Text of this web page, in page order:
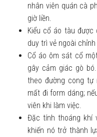
nhân viên quán cà
giờ liền.
Kiểu cổ áo tàu
duy trì vẻ ngoài
Cổ áo ôm sát cổ
gây cảm giác gò
theo đường cong tự
mất đi form dáng;
viên khi làm việc.
Đặc tính thoáng khí
khiến nó trở thành